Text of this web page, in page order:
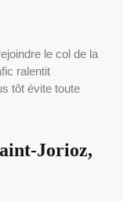
le col de la
ralentit
tôt évite toute
Jorioz,